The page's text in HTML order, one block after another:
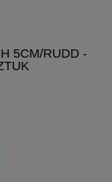
5CM/RUDD -